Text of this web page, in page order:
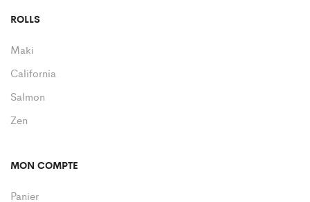
ROLLS
Maki
California
Salmon
Zen
MON COMPTE
Panier